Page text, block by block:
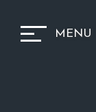
MENU